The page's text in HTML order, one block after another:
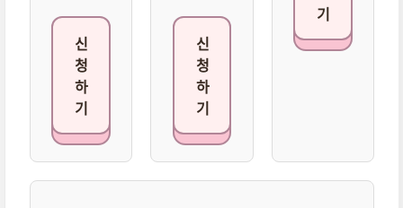
신
청
하
기
신
청
하
기
기